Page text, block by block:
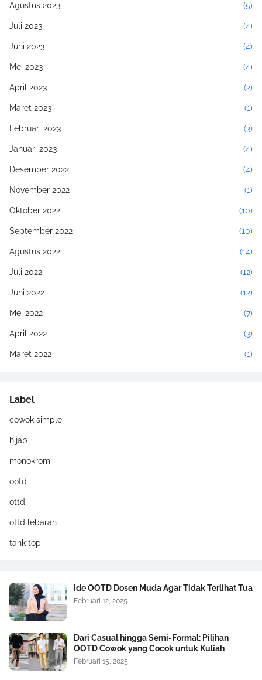
Agustus 2023 (5)
Juli 2023 (4)
Juni 2023 (4)
Mei 2023 (4)
April 2023 (2)
Maret 2023 (1)
Februari 2023 (3)
Januari 2023 (4)
Desember 2022 (4)
November 2022 (1)
Oktober 2022 (10)
September 2022 (10)
Agustus 2022 (14)
Juli 2022 (12)
Juni 2022 (12)
Mei 2022 (7)
April 2022 (3)
Maret 2022 (1)
Label
cowok simple
hijab
monokrom
ootd
ottd
ottd lebaran
tank top
Ide OOTD Dosen Muda Agar Tidak Terlihat Tua
Februari 12, 2025
Dari Casual hingga Semi-Formal: Pilihan
OOTD Cowok yang Cocok untuk Kuliah
Februari 15, 2025